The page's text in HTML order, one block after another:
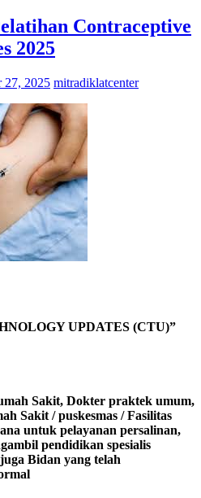
Contraceptive
2025
27, 2025 mitradiklatcenter
UPDATES (CTU)”
Sakit, Dokter praktek umum,
Sakit / puskesmas / Fasilitas
untuk pelayanan persalinan,
pendidikan spesialis
Bidan yang telah